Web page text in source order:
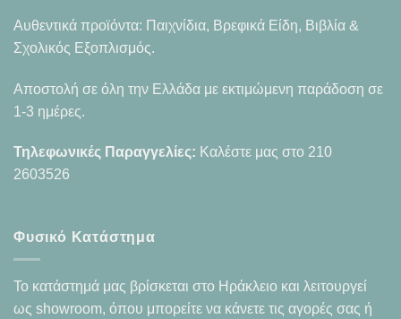
Αυθεντικά προϊόντα: Παιχνίδια, Βρεφικά Είδη, Βιβλία &
Σχολικός Εξοπλισμός.
Αποστολή σε όλη την Ελλάδα με εκτιμώμενη παράδοση σε
1-3 ημέρες.
Τηλεφωνικές Παραγγελίες: Καλέστε μας στο 210
2603526
Φυσικό Κατάστημα
Το κατάστημά μας βρίσκεται στο Ηράκλειο και λειτουργεί
ως showroom, όπου μπορείτε να κάνετε τις αγορές σας ή